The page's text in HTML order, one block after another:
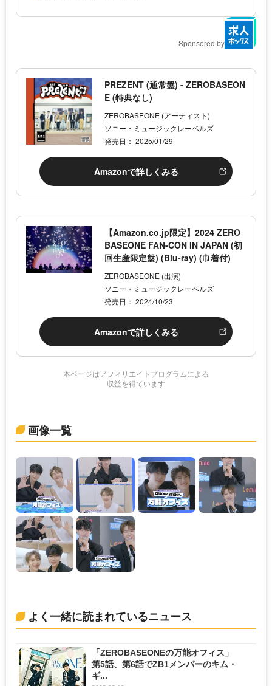
Sponsored by
PREZENT (通常盤) - ZEROBASEON
E (特典なし)
ZEROBASEONE (アーティスト)
ソニー・ミュージックレーベルズ
発売日： 2025/01/29
Amazonで詳しくみる
【Amazon.co.jp限定】2024 ZERO
BASEONE FAN-CON IN JAPAN (初
回生産限定盤) (Blu-ray) (巾着付)
ZEROBASEONE (出演)
ソニー・ミュージックレーベルズ
発売日： 2024/10/23
Amazonで詳しくみる
本ページはアフィリエイトプログラムによる
収益を得ています
画像一覧
よく一緒に読まれているニュース
「ZEROBASEONEの万能オフィス」
第5話、第6話でZB1メンバーのキム・
ギ...